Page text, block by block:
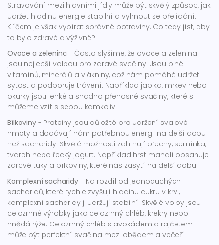
Stravování mezi hlavními jídly může být skvělý způsob, jak
udržet hladinu energie stabilní a vyhnout se přejídání.
Klíčem je však vybírat správné potraviny. Co tedy jíst, aby
to bylo zdravé a výživné?
Ovoce a zelenina - Často slyšíme, že ovoce a zelenina
jsou nejlepší volbou pro zdravé svačiny. Jsou plné
vitamínů, minerálů a vlákniny, což nám pomáhá udržet
sytost a podporuje trávení. Například jablka, mrkev nebo
okurky jsou lehké a snadno přenosné svačiny, které si
můžeme vzít s sebou kamkoliv.
Bílkoviny - Proteiny jsou důležité pro udržení svalové
hmoty a dodávají nám potřebnou energii na delší dobu
než sacharidy. Skvělé možnosti zahrnují ořechy, semínka,
tvaroh nebo řecký jogurt. Například hrst mandlí obsahuje
zdravé tuky a bílkoviny, které nás zasytí na delší dobu.
Komplexní sacharidy - Na rozdíl od jednoduchých
sacharidů, které rychle zvyšují hladinu cukru v krvi,
komplexní sacharidy ji udržují stabilní. Skvělé volby jsou
celozrnné výrobky jako celozrnný chléb, krekry nebo
hnědá rýže. Celozrnný chléb s avokádem a rajčetem
může být perfektní svačina mezi obědem a večeří.